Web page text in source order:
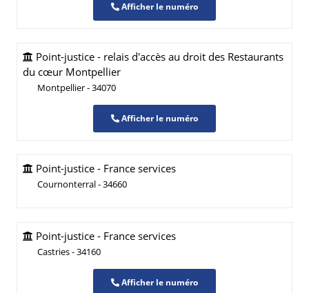
Afficher le numéro
Point-justice - relais d'accès au droit des Restaurants
du cœur Montpellier
Montpellier - 34070
Afficher le numéro
Point-justice - France services
Cournonterral - 34660
Point-justice - France services
Castries - 34160
Afficher le numéro